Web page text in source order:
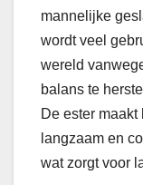
mannelijke
wordt veel
wereld
balans te
De ester
langzaam en
wat zorgt voor